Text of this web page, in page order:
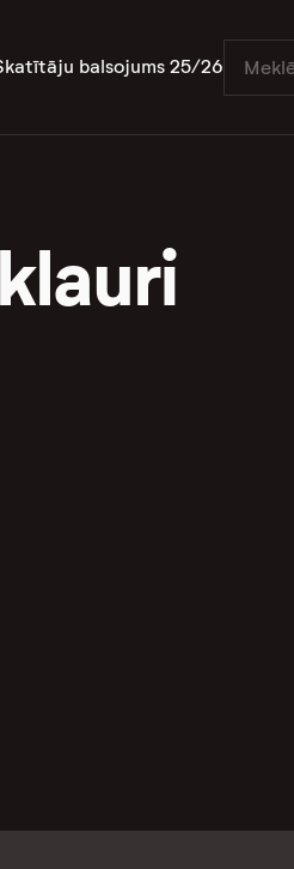
balsojums 25/26